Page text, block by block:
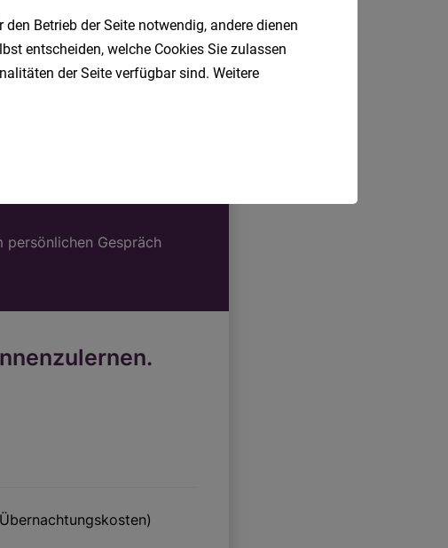
Betrieb der Seite notwendig, andere dienen
entscheiden, welche Cookies Sie zulassen
der Seite verfügbar sind. Weitere